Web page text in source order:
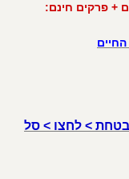
+ פרקים חינם:
> לחצו > סל